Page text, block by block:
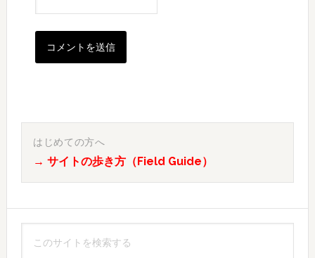
最
イ
はじめての方へ
→ サイトの歩き方（Field Guide）